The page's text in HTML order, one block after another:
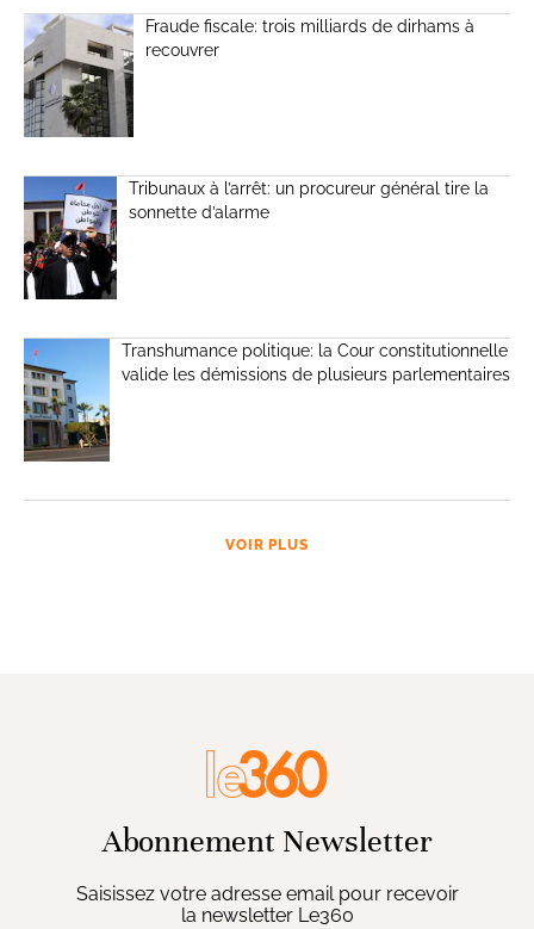
Fraude fiscale: trois milliards de dirhams à
recouvrer
Tribunaux à l’arrêt: un procureur général tire la
sonnette d’alarme
Transhumance politique: la Cour constitutionnelle
valide les démissions de plusieurs parlementaires
VOIR PLUS
Abonnement Newsletter
Saisissez votre adresse email pour recevoir
la newsletter Le360